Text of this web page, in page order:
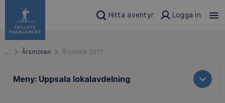
Hitta äventyr Logga in
… Årsmöten Årsmöte 2017
Meny: Uppsala lokalavdelning